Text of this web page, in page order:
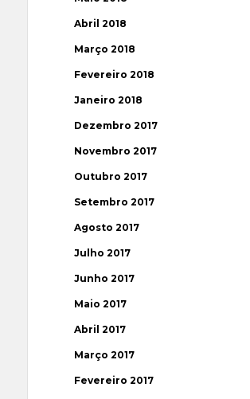
Abril 2018
Março 2018
Fevereiro 2018
Janeiro 2018
Dezembro 2017
Novembro 2017
Outubro 2017
Setembro 2017
Agosto 2017
Julho 2017
Junho 2017
Maio 2017
Abril 2017
Março 2017
Fevereiro 2017